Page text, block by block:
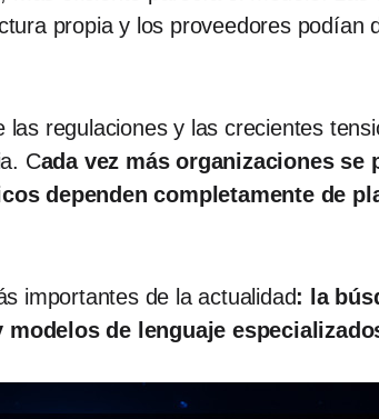
propia y los proveedores podían
regulaciones y las crecientes
Cada vez más organizaciones se
dependen completamente de
importantes de la actualidad: la
de lenguaje